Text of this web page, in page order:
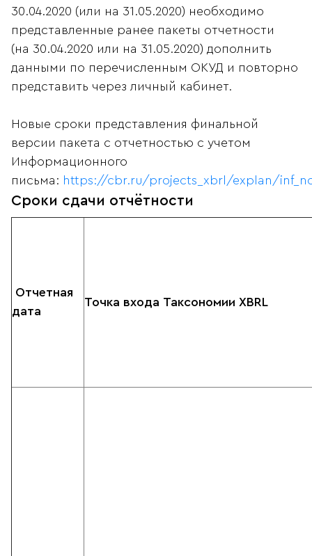
30.04.2020 (или на 31.05.2020) необходимо
представленные ранее пакеты отчетности
(на 30.04.2020 или на 31.05.2020) дополнить
данными по перечисленным ОКУД и повторно
представить через личный кабинет.
Новые сроки представления финальной
версии пакета с отчетностью с учетом
Информационного
письма: https://cbr.ru/projects_xbrl/explan/
Сроки сдачи отчётности
Отчетная
дата
Точка входа Таксономии XBRL